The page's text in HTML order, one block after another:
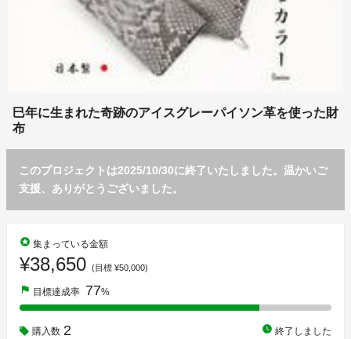
巳年に生まれた奇跡のアイスグレーパイソン革を使った財
布
このプロジェクトは2025/10/30に終了いたしました。温かいご
支援、ありがとうございました。
stars 集まっている金額
¥38,650 (目標 ¥50,000)
flag 目標達成率 77%
購入数 2 watch_later 終了しました